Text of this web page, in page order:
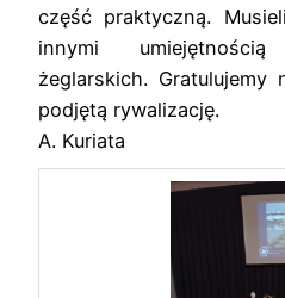
część praktyczną.
innymi
żeglarskich. Gratulujemy
podjętą rywalizację.
A. Kuriata